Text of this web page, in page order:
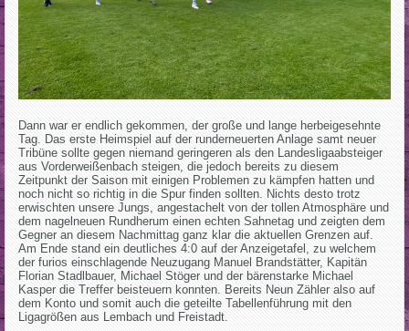
Dann war er endlich gekommen, der große und lange herbeigesehnte
Tag. Das erste Heimspiel auf der runderneuerten Anlage samt neuer
Tribüne sollte gegen niemand geringeren als den Landesligaabsteiger
aus Vorderweißenbach steigen, die jedoch bereits zu diesem
Zeitpunkt der Saison mit einigen Problemen zu kämpfen hatten und
noch nicht so richtig in die Spur finden sollten. Nichts desto trotz
erwischten unsere Jungs, angestachelt von der tollen Atmosphäre und
dem nagelneuen Rundherum einen echten Sahnetag und zeigten dem
Gegner an diesem Nachmittag ganz klar die aktuellen Grenzen auf.
Am Ende stand ein deutliches 4:0 auf der Anzeigetafel, zu welchem
der furios einschlagende Neuzugang Manuel Brandstätter, Kapitän
Florian Stadlbauer, Michael Stöger und der bärenstarke Michael
Kasper die Treffer beisteuern konnten. Bereits Neun Zähler also auf
dem Konto und somit auch die geteilte Tabellenführung mit den
Ligagrößen aus Lembach und Freistadt.